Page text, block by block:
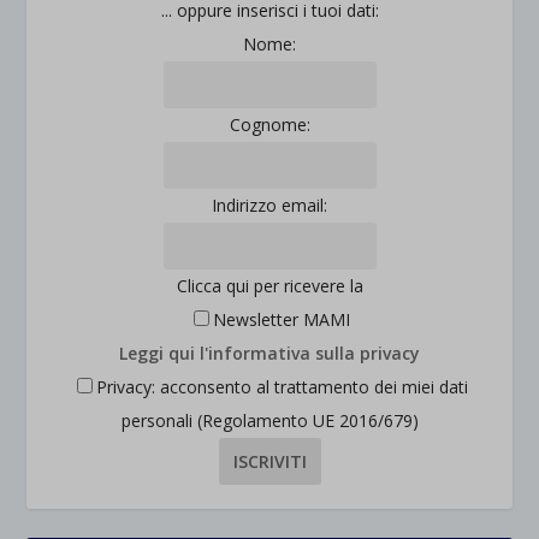
... oppure inserisci i tuoi dati:
Nome:
Cognome:
Indirizzo email:
Clicca qui per ricevere la
Newsletter MAMI
Leggi qui l'informativa sulla privacy
Privacy: acconsento al trattamento dei miei dati
personali (Regolamento UE 2016/679)